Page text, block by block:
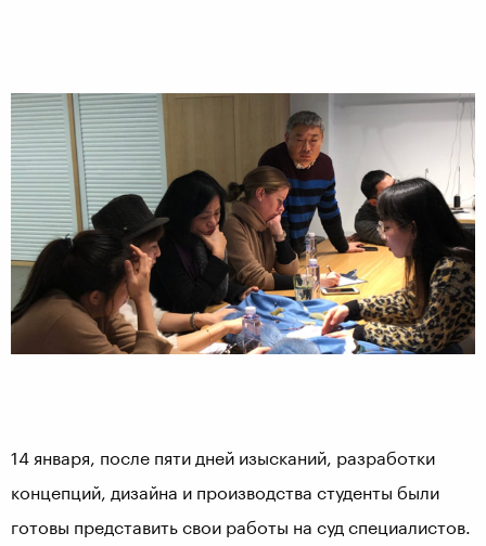
14 января, после пяти дней изысканий, разработки
концепций, дизайна и производства студенты были
готовы представить свои работы на суд специалистов.